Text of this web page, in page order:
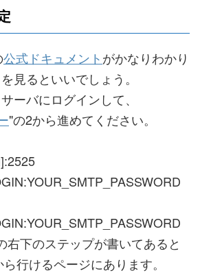
公式ドキュメントがかなりわかり
見るといいでしょう。
ーバにログインして、
"の2から進めてください。
右下のステップが書いてあると
行けるページにあります。